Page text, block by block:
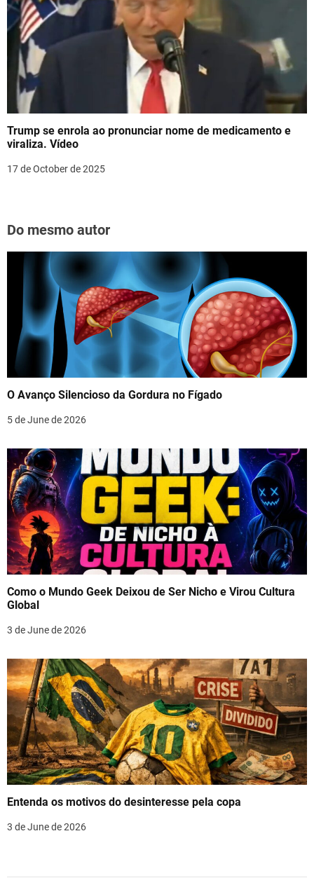
Trump se enrola ao pronunciar nome de medicamento e
viraliza. Vídeo
17 de October de 2025
Do mesmo autor
O Avanço Silencioso da Gordura no Fígado
5 de June de 2026
Como o Mundo Geek Deixou de Ser Nicho e Virou Cultura
Global
3 de June de 2026
Entenda os motivos do desinteresse pela copa
3 de June de 2026